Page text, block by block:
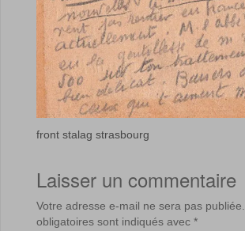
front stalag strasbourg
Laisser un commentaire
Votre adresse e-mail ne sera pas publiée.
obligatoires sont indiqués avec *